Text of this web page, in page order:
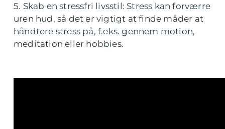
5. Skab en stressfri livsstil: Stress kan forværre
uren hud, så det er vigtigt at finde måder at
håndtere stress på, f.eks. gennem motion,
meditation eller hobbies.